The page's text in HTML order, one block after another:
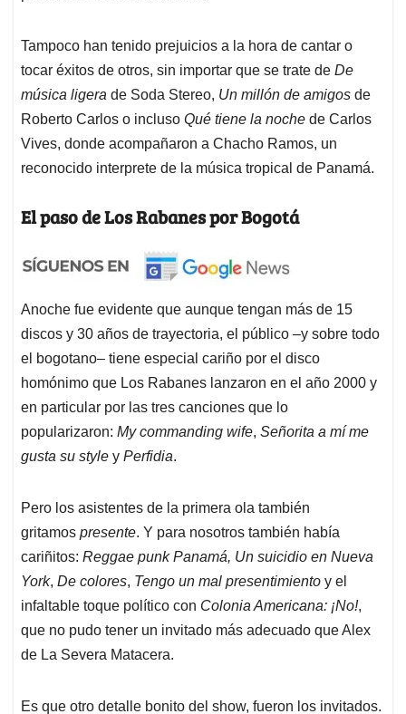
Tampoco han tenido prejuicios a la hora de cantar o
tocar éxitos de otros, sin importar que se trate de De
música ligera de Soda Stereo, Un millón de amigos de
Roberto Carlos o incluso Qué tiene la noche de Carlos
Vives, donde acompañaron a Chacho Ramos, un
reconocido interprete de la música tropical de Panamá.
El paso de Los Rabanes por Bogotá
Anoche fue evidente que aunque tengan más de 15
discos y 30 años de trayectoria, el público –y sobre todo
el bogotano– tiene especial cariño por el disco
homónimo que Los Rabanes lanzaron en el año 2000 y
en particular por las tres canciones que lo
popularizaron: My commanding wife, Señorita a mí me
gusta su style y Perfidia.
Pero los asistentes de la primera ola también
gritamos presente. Y para nosotros también había
cariñitos: Reggae punk Panamá, Un suicidio en Nueva
York, De colores, Tengo un mal presentimiento y el
infaltable toque político con Colonia Americana: ¡No!,
que no pudo tener un invitado más adecuado que Alex
de La Severa Matacera.
Es que otro detalle bonito del show, fueron los invitados.